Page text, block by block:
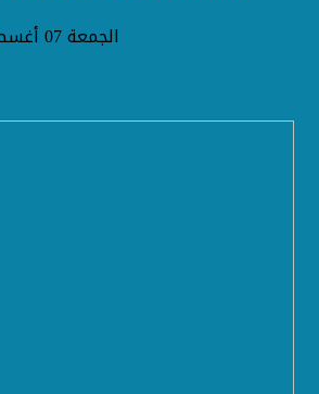
الجمعة 07 أغسطس 2026 03:07 مساءً